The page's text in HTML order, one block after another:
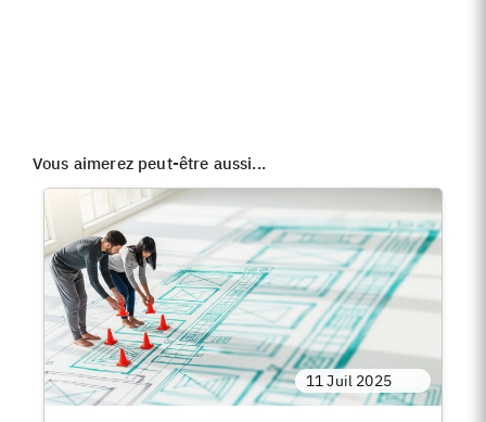
Vous aimerez peut-être aussi...
11 Juil 2025